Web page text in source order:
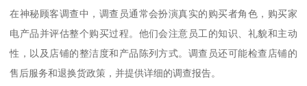
在神秘顾客调查中，调查员通常会扮演真实的购买者角色，购买家
电产品并评估整个购买过程。他们会注意员工的知识、礼貌和主动
性，以及店铺的整洁度和产品陈列方式。调查员还可能检查店铺的
售后服务和退换货政策，并提供详细的调查报告。